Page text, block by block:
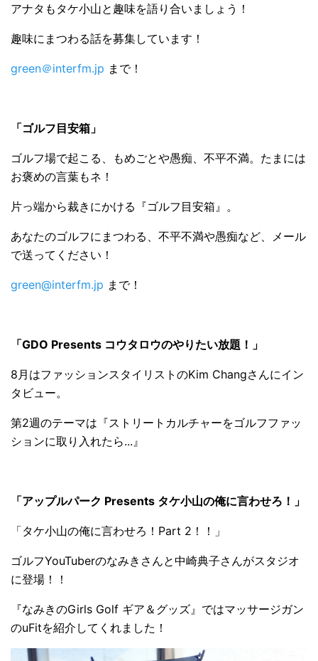
アナタもタケ小山と趣味を語り合いましょう！
趣味にまつわる話を募集しています！
green＠interfm.jp まで！
「ゴルフ目安箱」
ゴルフ場で起こる、もめごとや愚痴、不平不満。たまには
お褒めの言葉もネ！
片っ端から裁きにかける『ゴルフ目安箱』。
あなたのゴルフにまつわる、不平不満や愚痴など、メール
で送ってください！
green@interfm.jp まで！
「GDO Presents コウタロウのやりたい放題！」
8月はファッションスタイリストのKim Changさんにイン
タビュー。
第2週のテーマは『ストリートカルチャーをゴルフファッ
ションに取り入れたら...』
「アップルパーク Presents タケ小山の俺に言わせろ！」
「タケ小山の俺に言わせろ！Part 2！！」
ゴルフYouTuberのなみきさんと中崎典子さんがスタジオ
に登場！！
『なみきのGirls Golf ギア＆グッズ』ではマッサージガン
のuFitを紹介してくれました！